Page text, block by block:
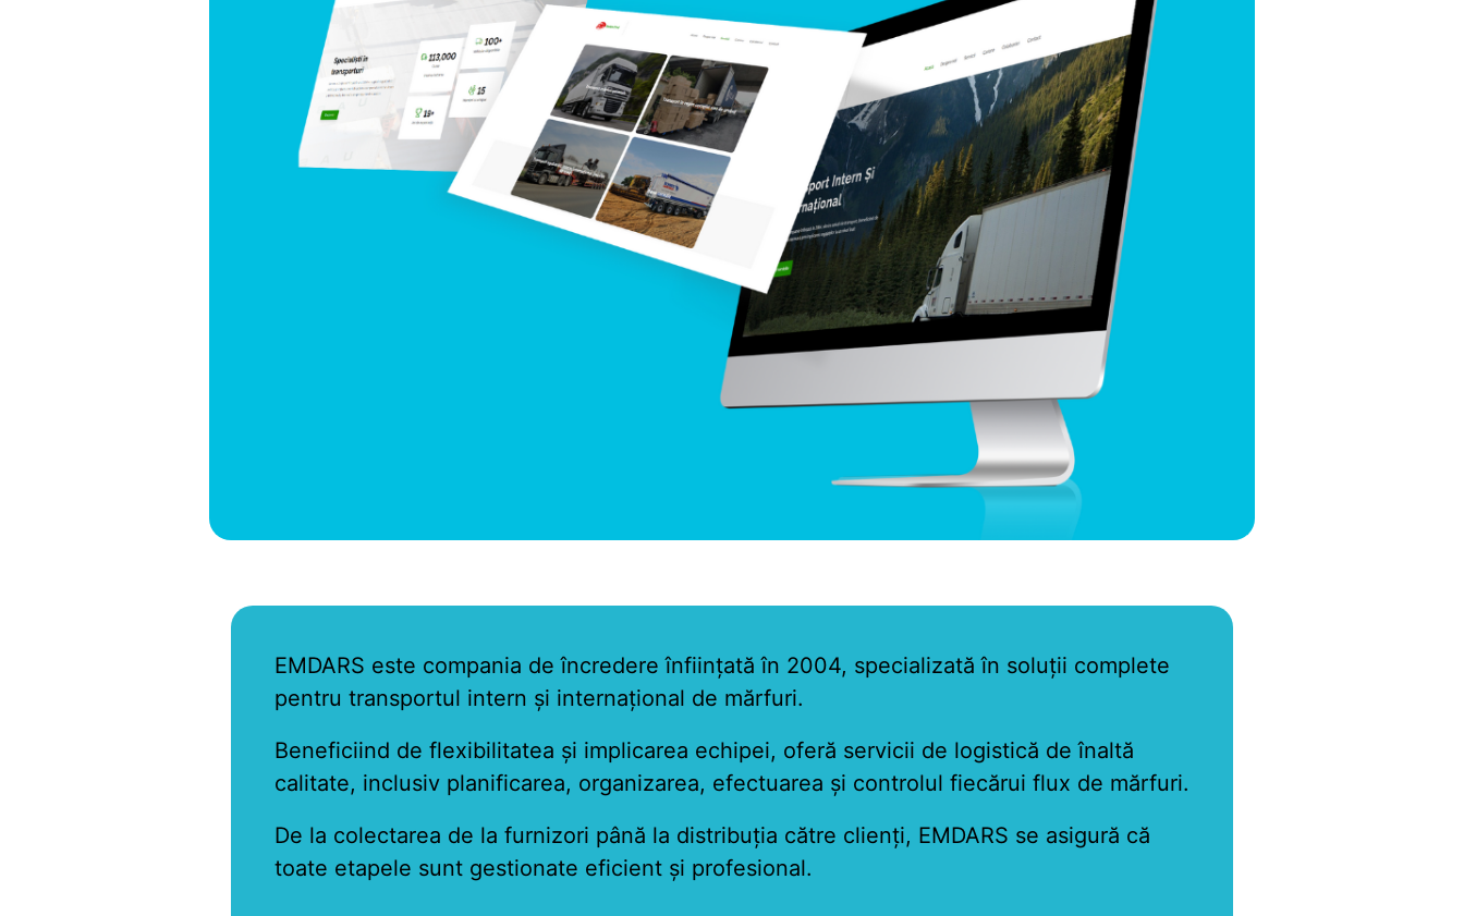
EMDARS este compania de încredere înființată în 2004, specializată în soluții complete
pentru transportul intern și internațional de mărfuri.
Beneficiind de flexibilitatea și implicarea echipei, oferă servicii de logistică de înaltă
calitate, inclusiv planificarea, organizarea, efectuarea și controlul fiecărui flux de mărfuri.
De la colectarea de la furnizori până la distribuția către clienți, EMDARS se asigură că
toate etapele sunt gestionate eficient și profesional.